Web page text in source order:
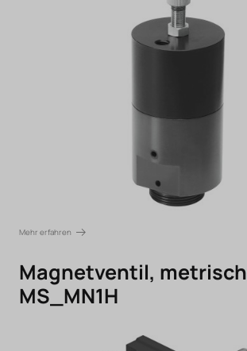
Mehr erfahren
Magnetventil, metrisch
MS_MN1H